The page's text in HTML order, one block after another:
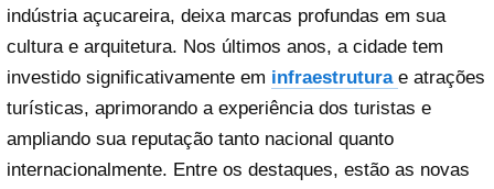
indústria açucareira, deixa marcas profundas em sua
cultura e arquitetura. Nos últimos anos, a cidade tem
investido significativamente em infraestrutura e atrações
turísticas, aprimorando a experiência dos turistas e
ampliando sua reputação tanto nacional quanto
internacionalmente. Entre os destaques, estão as novas